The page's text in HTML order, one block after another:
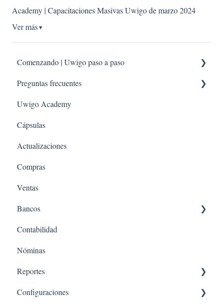
Academy | Capacitaciones Masivas Uwigo de marzo 2024
Ver más▼
Comenzando | Uwigo paso a paso
Imprescindibles de revisar antes de comenzar
Imprescindibles de revisar antes de comenzar - Nominas
Preguntas frecuentes
Configuración
Nóminas
Banco
Contabilidad
Compras
Ventas
Uwigo Academy
Cápsulas
Actualizaciones
Compras
Ventas
Bancos
Conciliación Bancaria
Ingresos
Egresos
Contabilidad
Nóminas
Reportes
Ingresos
Configuraciones